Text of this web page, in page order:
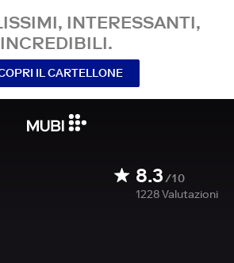
INTERESSANTI,
INCREDIBILI.
IL CARTELLONE
8.3/10
1228Valutazioni